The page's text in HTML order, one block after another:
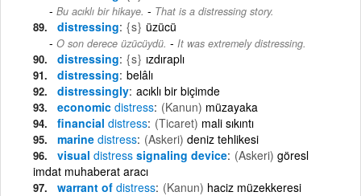
Bu acıklı bir hikaye. - That is a distressing story.
distressing {s} üzücü
O son derece üzücüydü. - It was extremely distressing.
distressing {s} ızdıraplı
distressing belâlı
distressingly acıklı bir biçimde
economic distress (Kanun) müzayaka
financial distress (Ticaret) mali sıkıntı
marine distress (Askeri) deniz tehlikesi
visual distress signaling device (Askeri) göresl
imdat muhaberat aracı
warrant of distress (Kanun) haciz müzekkeresi